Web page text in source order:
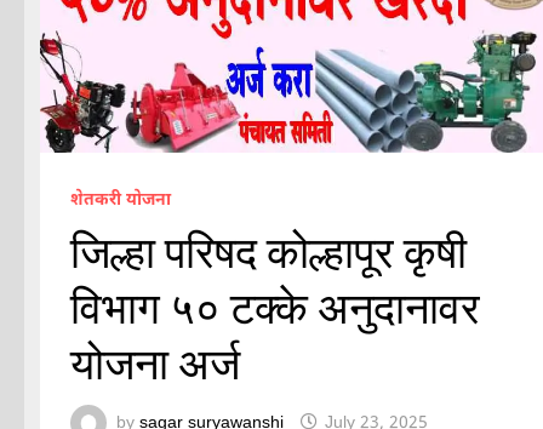
शेतकरी योजना
जिल्हा परिषद कोल्हापूर कृषी
विभाग ५० टक्के अनुदानावर
योजना अर्ज
by sagar suryawanshi July 23, 2025